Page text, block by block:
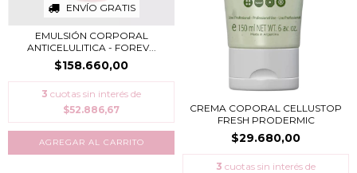
ENVÍO GRATIS
EMULSIÓN CORPORAL
ANTICELULITICA - FOREV...
$158.660,00
3 cuotas sin interés de
$52.886,67
CREMA COPORAL CELLUSTOP
FRESH PRODERMIC
$29.680,00
3 cuotas sin interés de